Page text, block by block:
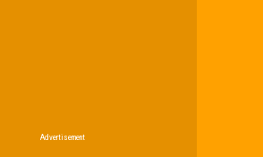
Advertisement